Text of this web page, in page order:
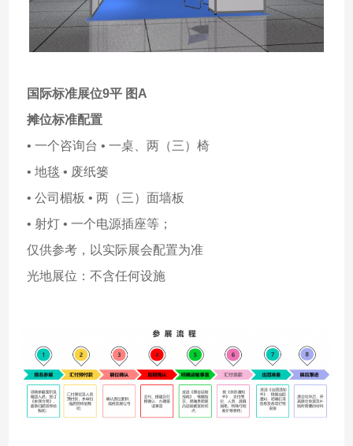
国际标准展位9平 图A
摊位标准配置
• 一个咨询台 • 一桌、两（三）椅
• 地毯 • 废纸篓
• 公司楣板 • 两（三）面墙板
• 射灯 • 一个电源插座等；
仅供参考，以实际展会配置为准
光地展位：不含任何设施